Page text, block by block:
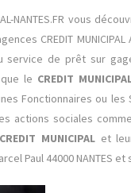
NANTES.FR vous
CREDIT
service de prêt sur
le CREDIT
Fonctionnaires ou les
actions sociales
CREDIT MUNICIPALet
Paul 44000 NANTES